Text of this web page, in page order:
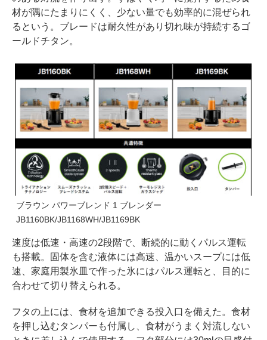
材が隅にたまりにくく、少ない量でも効率的に混ぜられ
るという。ブレードは耐久性があり切れ味が持続するゴ
ールドチタン。
ブラウン パワーブレンド 1 ブレンダー
JB1160BK/JB1168WH/JB1169BK
速度は低速・高速の2段階で、断続的に動くパルス運転
も搭載。固体を含む液体には高速、温かいスープには低
速、家庭用製氷皿で作った氷にはパルス運転と、目的に
合わせて切り替えられる。
フタの上には、食材を追加できる投入口を備えた。食材
を押し込むタンパーも付属し、食材がうまく対流しない